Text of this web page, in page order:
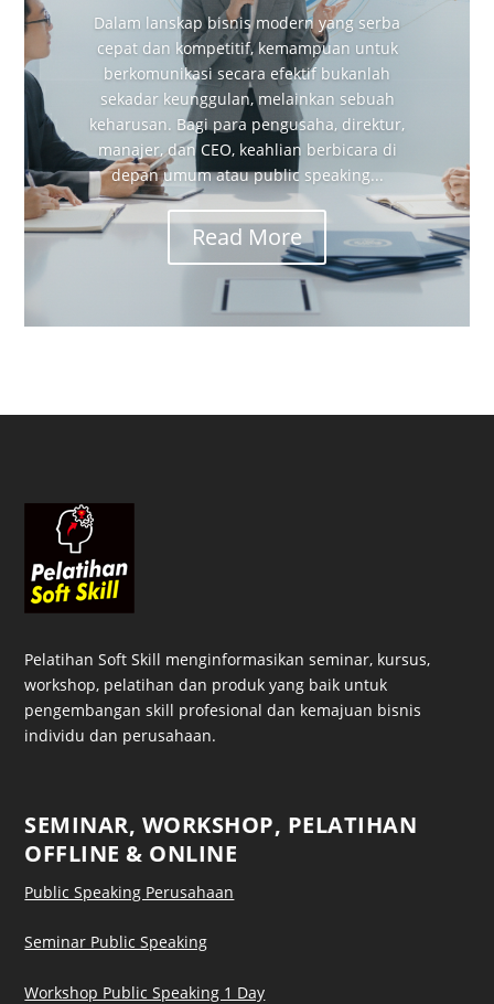
Dalam lanskap bisnis modern yang serba
cepat dan kompetitif, kemampuan untuk
berkomunikasi secara efektif bukanlah
sekadar keunggulan, melainkan sebuah
keharusan. Bagi para pengusaha, direktur,
manajer, dan CEO, keahlian berbicara di
depan umum atau public speaking...
Read More
Pelatihan Soft Skill menginformasikan seminar, kursus,
workshop, pelatihan dan produk yang baik untuk
pengembangan skill profesional dan kemajuan bisnis
individu dan perusahaan.
SEMINAR, WORKSHOP, PELATIHAN
OFFLINE & ONLINE
Public Speaking Perusahaan
Seminar Public Speaking
Workshop Public Speaking 1 Day